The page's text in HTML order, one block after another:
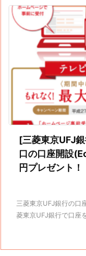
[三菱東京UFJ
口の口座開設
円プレゼント！
三菱東京UFJ銀行の口
菱東京UFJ銀行で口座